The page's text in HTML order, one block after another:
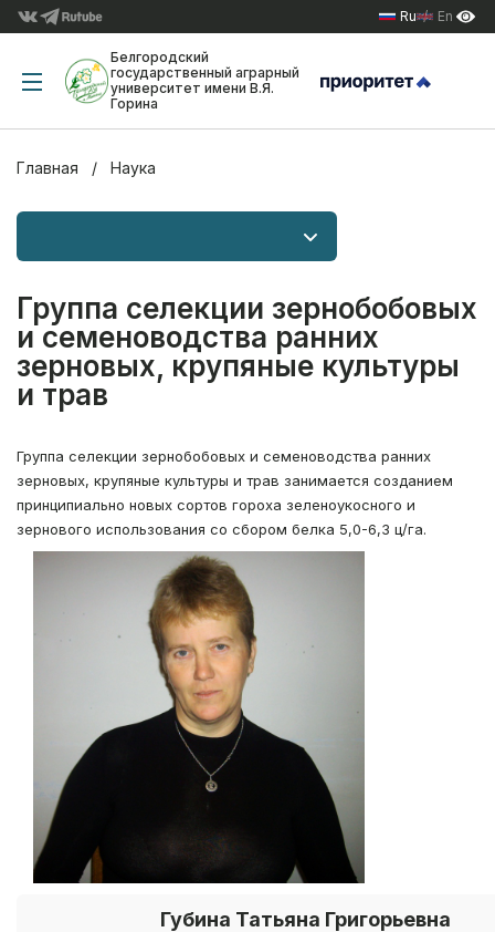
Ru En
Белгородский
государственный аграрный
университет имени В.Я.
Горина
Главная Наука
Группа селекции зернобобовых
и семеноводства ранних
зерновых, крупяные культуры
и трав
Группа селекции зернобобовых и семеноводства ранних
зерновых, крупяные культуры и трав занимается созданием
принципиально новых сортов гороха зеленоукосного и
зернового использования со сбором белка 5,0-6,3 ц/га.
Губина Татьяна Григорьевна